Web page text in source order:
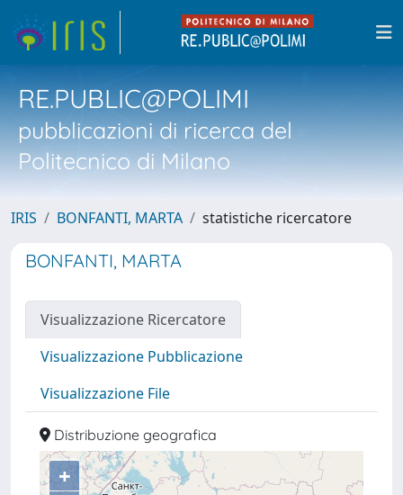
RE.PUBLIC@POLIMI
pubblicazioni di ricerca del
Politecnico di Milano
IRIS BONFANTI, MARTA statistiche ricercatore
BONFANTI, MARTA
Visualizzazione Ricercatore
Visualizzazione Pubblicazione
Visualizzazione File
Distribuzione geografica
+